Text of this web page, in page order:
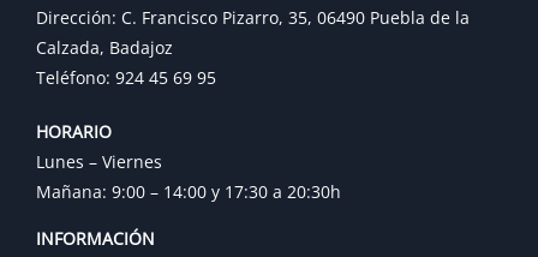
Dirección: C. Francisco Pizarro, 35, 06490 Puebla de la
Calzada, Badajoz
Teléfono: 924 45 69 95
HORARIO
Lunes – Viernes
Mañana: 9:00 – 14:00 y 17:30 a 20:30h
INFORMACIÓN